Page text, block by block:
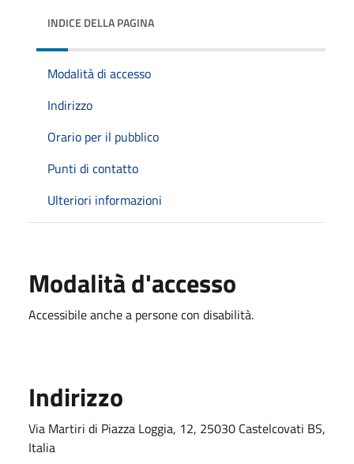
INDICE DELLA PAGINA
Modalità di accesso
Indirizzo
Orario per il pubblico
Punti di contatto
Ulteriori informazioni
Modalità d'accesso
Accessibile anche a persone con disabilità.
Indirizzo
Via Martiri di Piazza Loggia, 12, 25030 Castelcovati BS,
Italia